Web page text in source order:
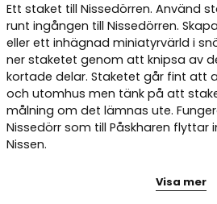
Ett staket till Nissedörren. Använd
runt ingången till Nissedörren.
eller ett inhägnad miniatyrvärld i
ner staketet genom att knipsa av
kortade delar. Staketet går fint att
och utomhus men tänk på att
målning om det lämnas ute.
Nissedörr som till Påskharen flyttar
Nissen.
Material: Trä ochVisa mer